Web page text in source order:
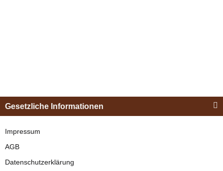
"Shettyglück"
Gesetzliche Informationen
Impressum
AGB
Datenschutzerklärung